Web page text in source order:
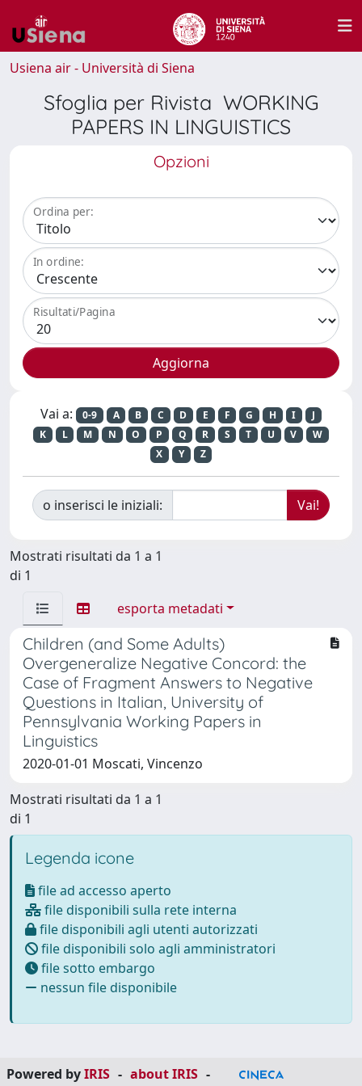
Usiena air - Università di Siena
Sfoglia per Rivista WORKING
PAPERS IN LINGUISTICS
Opzioni
Ordina per:
In ordine:
Risultati/Pagina
Vai a: 0-9 A B C D E F G H I
J
K
L M N O P Q R S T U V
W
X
Y Z
o inserisci le iniziali:
Mostrati risultati da 1 a 1
di 1
esporta metadati
Children (and Some Adults)
Overgeneralize Negative Concord: the
Case of Fragment Answers to Negative
Questions in Italian, University of
Pennsylvania Working Papers in
Linguistics
2020-01-01 Moscati, Vincenzo
Mostrati risultati da 1 a 1
di 1
Legenda icone
file ad accesso aperto
file disponibili sulla rete interna
file disponibili agli utenti autorizzati
file disponibili solo agli amministratori
file sotto embargo
nessun file disponibile
Powered byIRIS - about IRIS -